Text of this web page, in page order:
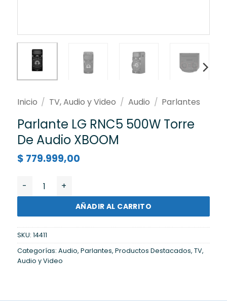
Inicio / TV, Audio y Video / Audio / Parlantes
Parlante LG RNC5 500W Torre
De Audio XBOOM
$ 779.999,00
Parlante LG RNC5 500W Torre De Audio XBOOM
AÑADIR AL CARRITO
SKU: 14411
Categorías: Audio, Parlantes, Productos Destacados, TV,
Audio y Video